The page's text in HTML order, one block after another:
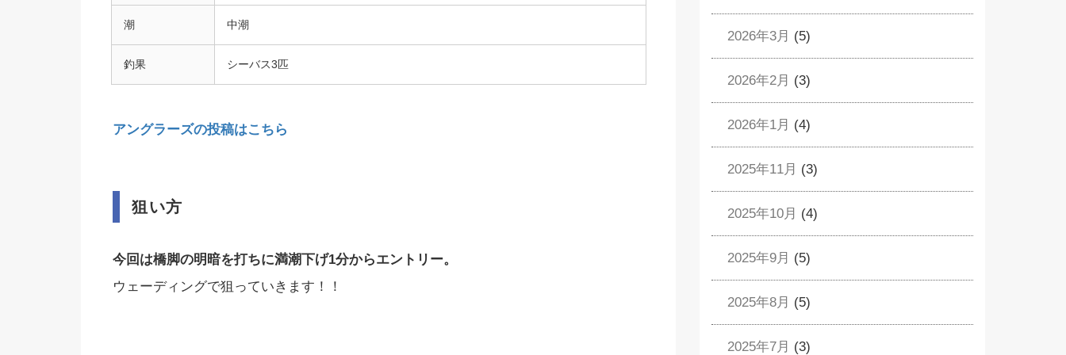
潮 中潮
釣果 シーバス3匹
アングラーズの投稿はこちら
狙い方
今回は橋脚の明暗を打ちに満潮下げ1分からエントリー。
ウェーディングで狙っていきます！！
2026年3月 (5)
2026年2月 (3)
2026年1月 (4)
2025年11月 (3)
2025年10月 (4)
2025年9月 (5)
2025年8月 (5)
2025年7月 (3)